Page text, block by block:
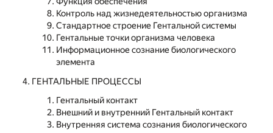
Контроль над жизнедеятельностью организма
Стандартное строение Гентальной системы
Гентальные точки организма человека
Информационное сознание биологического
элемента
ГЕНТАЛЬНЫЕ ПРОЦЕССЫ
Гентальный контакт
Внешний и внутренний Гентальный контакт
Внутренняя система сознания биологического